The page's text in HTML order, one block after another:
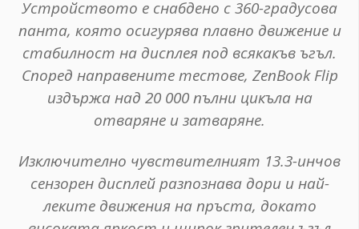
Устройството е снабдено с 360-градусова
панта, която осигурява плавно движение и
стабилност на дисплея под всякакъв ъгъл.
Според направените тестове, ZenBook Flip
издържа над 20 000 пълни цикъла на
отваряне и затваряне.
Изключително чувствителният 13.3-инчов
сензорен дисплей разпознава дори и най-
леките движения на пръста, докато